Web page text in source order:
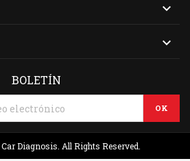


BOLETÍN
Diagnosis. All Rights Reserved.